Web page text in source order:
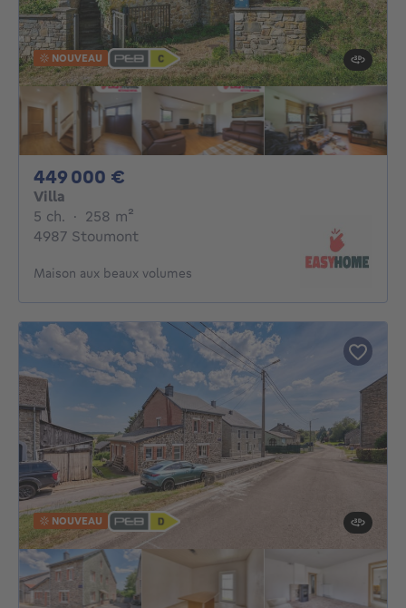
NOUVEAU
449 000 €
Villa
5 ch. 5 chambres
· 258 m²
4987 Stoumont
Maison aux beaux volumes
NOUVEAU